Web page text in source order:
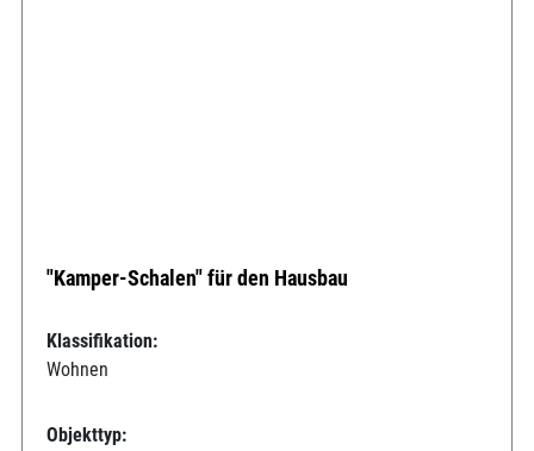
"Kamper-Schalen" für den Hausbau
Klassifikation:
Wohnen
Objekttyp: